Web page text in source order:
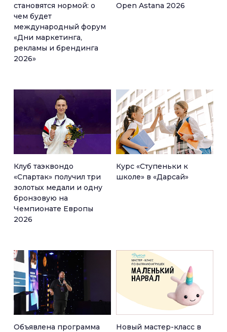
становятся нормой: о
чем будет
международный форум
«Дни маркетинга,
рекламы и брендинга
2026»
Open Astana 2026
Клуб таэквондо
«Спартак» получил три
золотых медали и одну
бронзовую на
Чемпионате Европы
2026
Курс «Ступеньки к
школе» в «Дарсай»
Объявлена программа
Новый мастер-класс в